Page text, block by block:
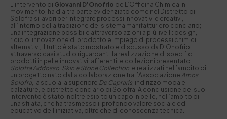
L’intervento di Giovanni D’Onofrio de L’Officina Chimica in
movimento, ha d’altra parte evidenziato come nel Distretto di
Solofra si lavori per integrare processi innovativi e creativi,
all’interno della tradizione del sistema manifatturiero conciario;
una integrazione possibile attraverso azioni a più livelli: design,
riciclo, innovazione di prodotto e impiego di processi chimici
alternativi; il tutto è stato mostrato e discusso da D’Onofrio
attraverso casi studio riguardanti la realizzazione di specifici
prodotti in pelle innovativi, afferenti le collezioni presentato
Solofra Addosso, Skin e Stone Collection, e realizzati nell’ambito di
un progetto nato dalla collaborazione tra l’Associazione Amos
Solofra, la scuola la superiore De Capraris, indirizzo moda e
calzature, e distretto conciario di Solofra. A conclusione del suo
intervento è stato inoltre esibito un capo in pelle, nell’ambito di
una sfilata, che ha trasmesso il profondo valore sociale ed
educativo dell’iniziativa, oltre che di conoscenza tecnica.